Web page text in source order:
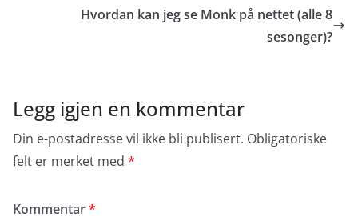
Hvordan kan jeg se Monk på nettet (alle 8
sesonger)?
Legg igjen en kommentar
Din e-postadresse vil ikke bli publisert. Obligatoriske
felt er merket med *
Kommentar*